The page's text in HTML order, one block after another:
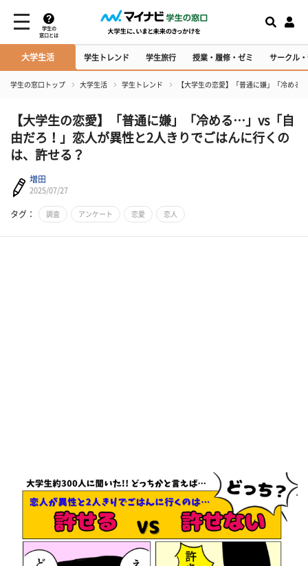
学生の
窓口とは
大学生活 学生トレンド 学生旅行 授業・履修・ゼミ サークル
学生の窓口トップ 大学生活 学生トレンド 【大学生の恋愛】「普通に嫌」「冷め
【大学生の恋愛】「普通に嫌」「冷める…」vs「自
由だろ！」恋人が異性と2人きりでごはんに行くの
は、許せる？
増田
2025/07/27
タグ： 調査 アンケート 恋愛 恋人